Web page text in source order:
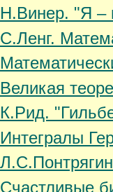
Н.Винер. "Я –
С.Ленг.
Великая
К.Рид.
Интегралы
Счастливые